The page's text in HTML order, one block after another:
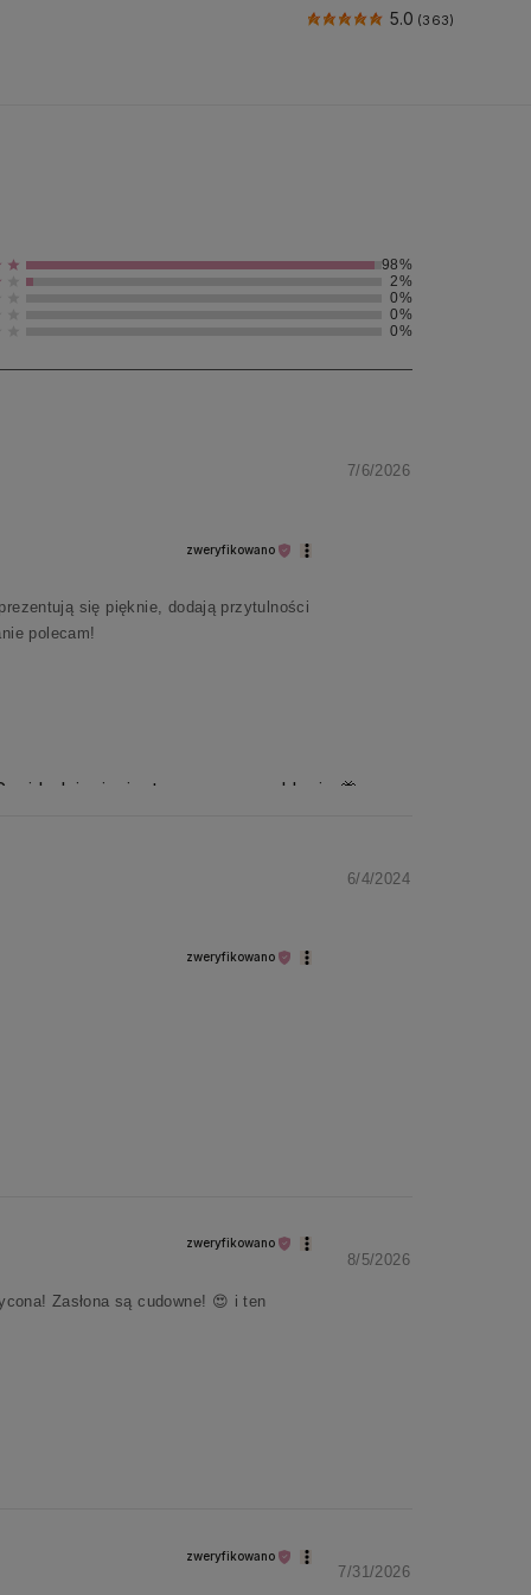
98%
2%
0%
0%
0%
kolejnej wizyty w naszym sklepie 🦋
zweryfikowano
się pięknie, dodają przytulności
polecam!
7/6/2026
zweryfikowano
6/4/2024
zweryfikowano
Zasłona są cudowne! 😍 i ten
8/5/2026
zweryfikowano
7/31/2026
5.0 (363)